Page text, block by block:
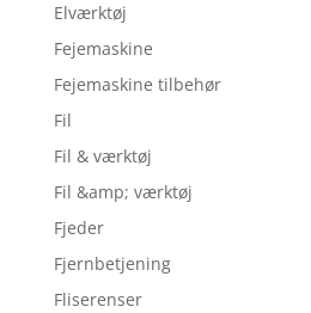
Elværktøj
Fejemaskine
Fejemaskine tilbehør
Fil
Fil & værktøj
Fil &amp; værktøj
Fjeder
Fjernbetjening
Fliserenser